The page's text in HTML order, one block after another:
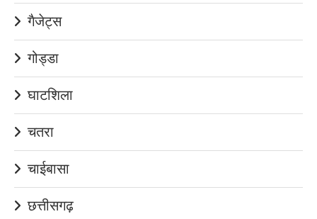
गैजेट्स
गोड्डा
घाटशिला
चतरा
चाईबासा
छत्तीसगढ़